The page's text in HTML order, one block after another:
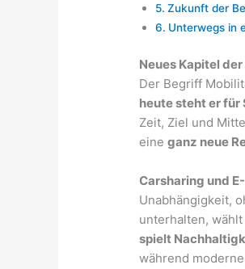
Zukunft der
Unterwegs in
Neues Kapitel
Der Begriff
heute steht er
Zeit, Ziel und
eineganz neue
Carsharing und
Unabhängigkeit,
unterhalten,
spielt
während